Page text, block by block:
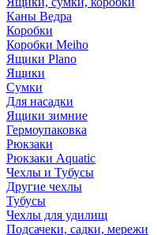
Каны Ведра
Коробки
Коробки Meiho
Ящики Plano
Ящики
Сумки
Для насадки
Ящики зимние
Гермоупаковка
Рюкзаки
Рюкзаки Aquatic
Чехлы и Тубусы
Другие чехлы
Тубусы
Чехлы для удилищ
Подсачеки, садки, мережи